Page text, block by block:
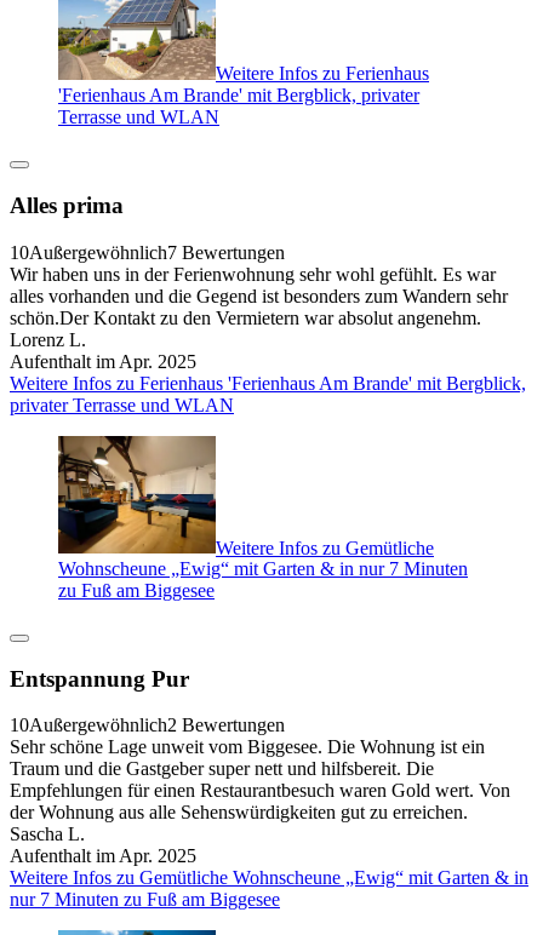
Weitere Infos zu Ferienhaus
'Ferienhaus Am Brande' mit Bergblick, privater
Terrasse und WLAN
Alles prima
10Außergewöhnlich7 Bewertungen
Wir haben uns in der Ferienwohnung sehr wohl gefühlt. Es war
alles vorhanden und die Gegend ist besonders zum Wandern sehr
schön.Der Kontakt zu den Vermietern war absolut angenehm.
Lorenz L.
Aufenthalt im Apr. 2025
Weitere Infos zu Ferienhaus 'Ferienhaus Am Brande' mit Bergblick,
privater Terrasse und WLAN
Weitere Infos zu Gemütliche
Wohnscheune „Ewig“ mit Garten & in nur 7 Minuten
zu Fuß am Biggesee
Entspannung Pur
10Außergewöhnlich2 Bewertungen
Sehr schöne Lage unweit vom Biggesee. Die Wohnung ist ein
Traum und die Gastgeber super nett und hilfsbereit. Die
Empfehlungen für einen Restaurantbesuch waren Gold wert. Von
der Wohnung aus alle Sehenswürdigkeiten gut zu erreichen.
Sascha L.
Aufenthalt im Apr. 2025
Weitere Infos zu Gemütliche Wohnscheune „Ewig“ mit Garten & in
nur 7 Minuten zu Fuß am Biggesee